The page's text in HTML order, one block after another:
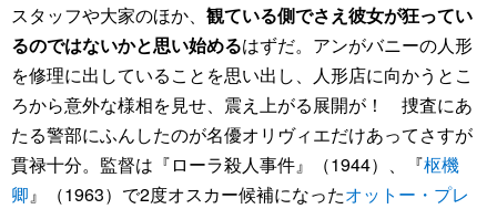
スタッフや大家のほか、 観ている側でさえ彼女が狂ってい
るのではないかと思い始めるはずだ。アンがバニーの人形
を修理に出していることを思い出し、人形店に向かうとこ
ろから意外な様相を見せ、震え上がる展開が！ 捜査にあ
たる警部にふんしたのが名優オリヴィエだけあってさすが
貫禄十分。監督は『ローラ殺人事件』（1944）、『枢機
卿』（1963）で2度オスカー候補になったオットー・プレ